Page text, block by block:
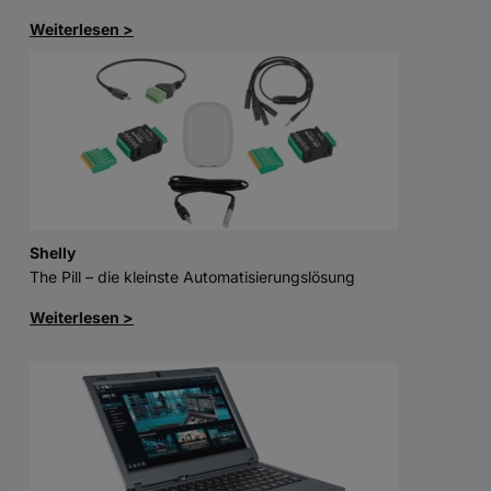
Weiterlesen >
Shelly
The Pill – die kleinste Automatisierungslösung
Weiterlesen >